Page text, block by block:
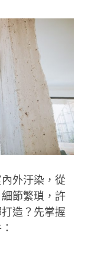
外汙染，從
節繁瑣，許
造？先掌握